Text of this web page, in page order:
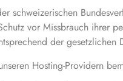
schweizerischen
vor Missbrauch ihrer
der gesetzlichen
Hosting-Providern